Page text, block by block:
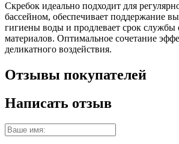
Скребок идеально подходит для
бассейном, обеспечивает поддержание
гигиены воды и продлевает срок
материалов. Оптимальное сочетание
деликатного воздействия.
Отзывы покупателей
Написать отзыв